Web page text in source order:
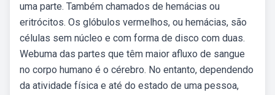
uma parte. Também chamados de hemácias ou
eritrócitos. Os glóbulos vermelhos, ou hemácias, são
células sem núcleo e com forma de disco com duas.
Webuma das partes que têm maior afluxo de sangue
no corpo humano é o cérebro. No entanto, dependendo
da atividade física e até do estado de uma pessoa,